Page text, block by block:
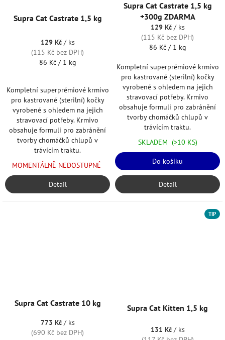
Supra Cat Castrate 1,5 kg
129 Kč / ks
(115 Kč bez DPH)
Měrná
86 Kč / 1 kg
Kompletní superprémiové krmivo
pro kastrované (sterilní) kočky
vyrobené s ohledem na jejich
stravovací potřeby. Krmivo
obsahuje formuli pro zabránění
tvorby chomáčků chlupů v
trávícím traktu.
MOMENTÁLNĚ NEDOSTUPNÉ
Detail
Supra Cat Castrate 1,5 kg
+300g ZDARMA
129 Kč / ks
(115 Kč bez DPH)
Měrná
86 Kč / 1 kg
Kompletní superprémiové krmivo
pro kastrované (sterilní) kočky
vyrobené s ohledem na jejich
stravovací potřeby. Krmivo
obsahuje formuli pro zabránění
tvorby chomáčků chlupů v
trávícím traktu.
SKLADEM (>10 KS)
Do košíku
Detail
Supra Cat Castrate 10 kg
773 Kč / ks
(690 Kč bez DPH)
TIP
Supra Cat Kitten 1,5 kg
131 Kč / ks